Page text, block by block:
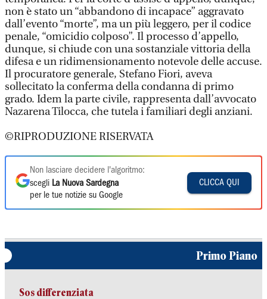
non è stato un “abbandono di incapace” aggravato
dall’evento “morte”, ma un più leggero, per il codice
penale, “omicidio colposo”. Il processo d’appello,
dunque, si chiude con una sostanziale vittoria della
difesa e un ridimensionamento notevole delle accuse.
Il procuratore generale, Stefano Fiori, aveva
sollecitato la conferma della condanna di primo
grado. Idem la parte civile, rappresenta dall’avvocato
Nazarena Tilocca, che tutela i familiari degli anziani.
©RIPRODUZIONE RISERVATA
Non lasciare decidere l'algoritmo:
scegli La Nuova Sardegna
per le tue notizie su Google
CLICCA QUI
Primo Piano
Sos differenziata